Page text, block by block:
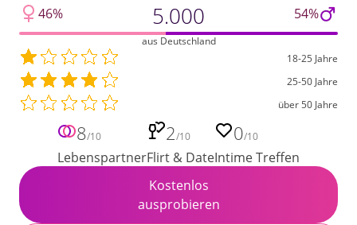
46%
5.000 54%
aus Deutschland
18-25 Jahre
25-50 Jahre
über 50 Jahre
8/10
Lebenspartner
2/10
Flirt & Date
0/10
Intime Treffen
Kostenlos
ausprobieren